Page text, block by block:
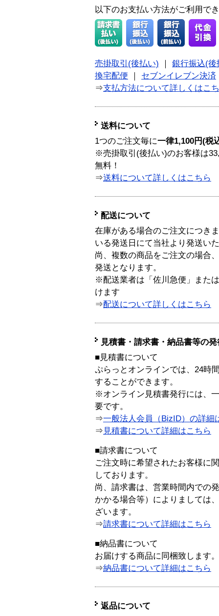
以下のお支払い方法がご利用で
売掛取引(後払い)
銀行振込(後
換宅配便
セブンイレブン決済
⇒支払方法について詳しくはこ
送料について
1つのご注文毎に一律1,100円(税
※売掛取引(後払い)のお客様は
無料！
⇒送料について詳しくはこちら
配送について
在庫がある場合のご注文につき
いる発送日にて当社より発送い
尚、複数の商品をご注文の場合
発送となります。
※配送業者は「佐川急便」また
けます
⇒配送について詳しくはこちら
見積書・請求書・納品書等の
■見積書について
ぷらっとオンラインでは、24時
することができます。
※オンライン見積書発行には、
要です。
⇒一般法人会員（BizID）の詳細
⇒ 見積書について詳細はこちら
■請求書について
ご注文時に希望されたお客様に
しております。
尚、請求書は、営業時間内での
かかる場合等）によりましては
ざいます。
⇒請求書について詳細はこちら
■納品書について
お届けする商品に同梱致します。
⇒納品書について詳細はこちら
返品について